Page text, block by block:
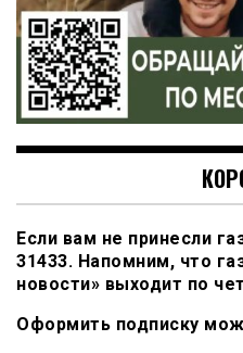
Если вам не принесли
31433. Напомним, что
новости» выходит по
Оформить подписку